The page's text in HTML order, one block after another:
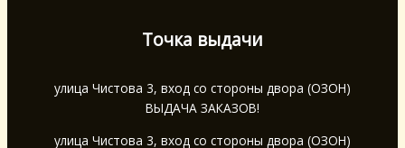
Точка выдачи
улица Чистова 3, вход со стороны двора (ОЗОН)
ВЫДАЧА ЗАКАЗОВ!
улица Чистова 3, вход со стороны двора (ОЗОН)